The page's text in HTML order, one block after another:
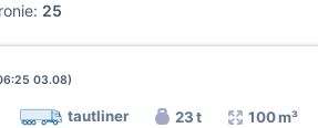
25
03.08)
tautliner 23 t 100 m³